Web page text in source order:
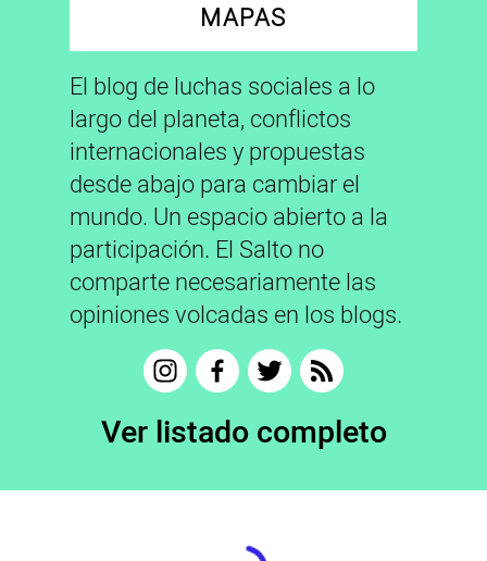
MAPAS
El blog de luchas sociales a lo
largo del planeta, conflictos
internacionales y propuestas
desde abajo para cambiar el
mundo. Un espacio abierto a la
participación. El Salto no
comparte necesariamente las
opiniones volcadas en los blogs.
Ver listado completo